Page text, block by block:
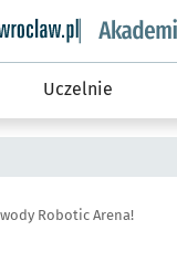
informacyjny
Uczelnie
Robotic Arena!